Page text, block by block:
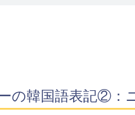
の韓国語表記②：